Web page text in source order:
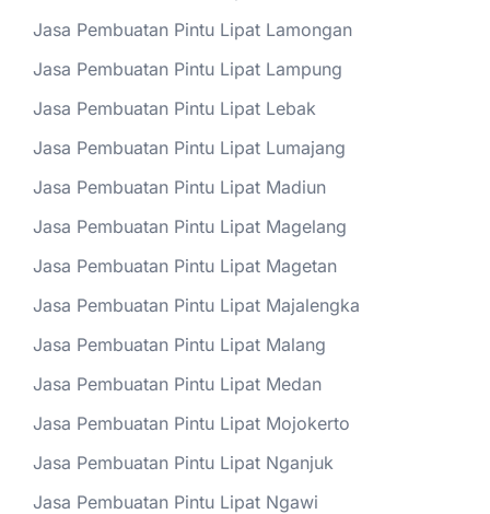
Jasa Pembuatan Pintu Lipat Lamongan
Jasa Pembuatan Pintu Lipat Lampung
Jasa Pembuatan Pintu Lipat Lebak
Jasa Pembuatan Pintu Lipat Lumajang
Jasa Pembuatan Pintu Lipat Madiun
Jasa Pembuatan Pintu Lipat Magelang
Jasa Pembuatan Pintu Lipat Magetan
Jasa Pembuatan Pintu Lipat Majalengka
Jasa Pembuatan Pintu Lipat Malang
Jasa Pembuatan Pintu Lipat Medan
Jasa Pembuatan Pintu Lipat Mojokerto
Jasa Pembuatan Pintu Lipat Nganjuk
Jasa Pembuatan Pintu Lipat Ngawi